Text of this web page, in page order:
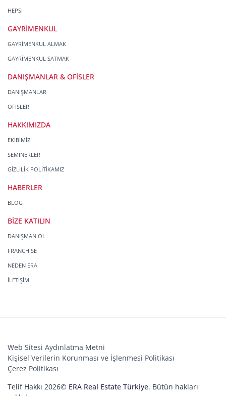
HEPSİ
GAYRİMENKUL
GAYRİMENKUL ALMAK
GAYRİMENKUL SATMAK
DANIŞMANLAR & OFİSLER
DANIŞMANLAR
OFİSLER
HAKKIMIZDA
EKİBİMİZ
SEMİNERLER
GİZLİLİK POLİTİKAMIZ
HABERLER
BLOG
BİZE KATILIN
DANIŞMAN OL
FRANCHISE
NEDEN ERA
İLETİŞİM
Web Sitesi Aydınlatma Metni
Kişisel Verilerin Korunması ve İşlenmesi Politikası
Çerez Politikası
Telif Hakkı 2026© ERA Real Estate Türkiye. Bütün hakları